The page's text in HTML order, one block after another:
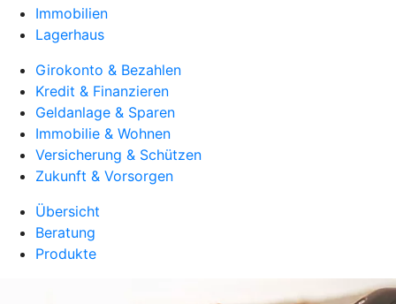
Immobilien
Lagerhaus
Girokonto & Bezahlen
Kredit & Finanzieren
Geldanlage & Sparen
Immobilie & Wohnen
Versicherung & Schützen
Zukunft & Vorsorgen
Übersicht
Beratung
Produkte